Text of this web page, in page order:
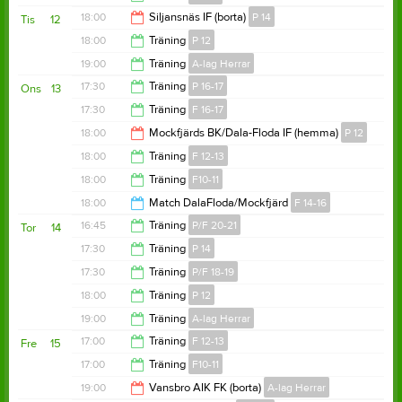
19:30
19:30
12
Tis 18:00 Siljansnäs IF (borta) P 14
20:00
18:00 Träning P 12
19:30
19:00 Träning A-lag Herrar
20:30
13
Ons 17:30 Träning P 16-17
18:30
17:30 Träning F 16-17
18:30
18:00 Mockfjärds BK/Dala-Floda IF (hemma) P 12
20:00
18:00 Träning F 12-13
19:30
18:00 Träning F10-11
19:30
18:00 Match DalaFloda/Mockfjärd F 14-16
19:30
14
Tor 16:45 Träning P/F 20-21
17:30
17:30 Träning P 14
19:00
17:30 Träning P/F 18-19
18:30
18:00 Träning P 12
19:30
19:00 Träning A-lag Herrar
20:30
15
Fre 17:00 Träning F 12-13
18:00
17:00 Träning F10-11
19:00 Vansbro AIK FK (borta) A-lag Herrar